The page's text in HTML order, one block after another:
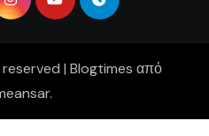
| Blogtimes από
.